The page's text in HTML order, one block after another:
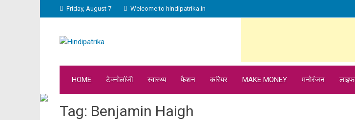
Friday, August 7 Welcome to hindipatrika.in
HOME टेक्नोलॉजी स्वास्थ्य फैशन करियर MAKE MONEY मनोरंजन
Tag: Benjamin Haigh